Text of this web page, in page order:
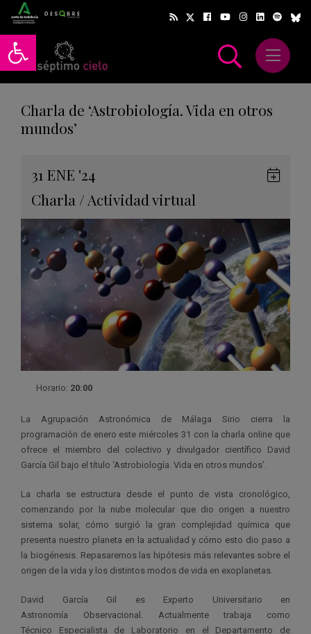
Abrir barra de herramientas
Abrir
Charla de ‘Astrobiología. Vida en otros
mundos’
31 ENE '24
Charla / Actividad virtual
Horario: 20:00
La Agrupación Astronómica de Málaga Sirio cierra la
programación de enero este miércoles 31 con la charla online que
ofrece el miembro del colectivo y divulgador científico David
García Gil bajo el título ‘Astrobiología. Vida en otros mundos’.
La charla se estructura desde el punto de vista cronológico,
comenzando por la nube molecular que dio origen a nuestro
sistema solar, cómo surgió la gran complejidad química que
presenta nuestro planeta en la actualidad y cómo esto dio paso a
la biogénesis. Repasaremos las hipótesis más relevantes sobre el
origen de la vida y los distintos modos de vida en exoplanetas.
David García Gil es Experto Universitario en
Astronomía Observacional. Actualmente trabaja como
Técnico Especialista de Laboratorio en el Departamento de